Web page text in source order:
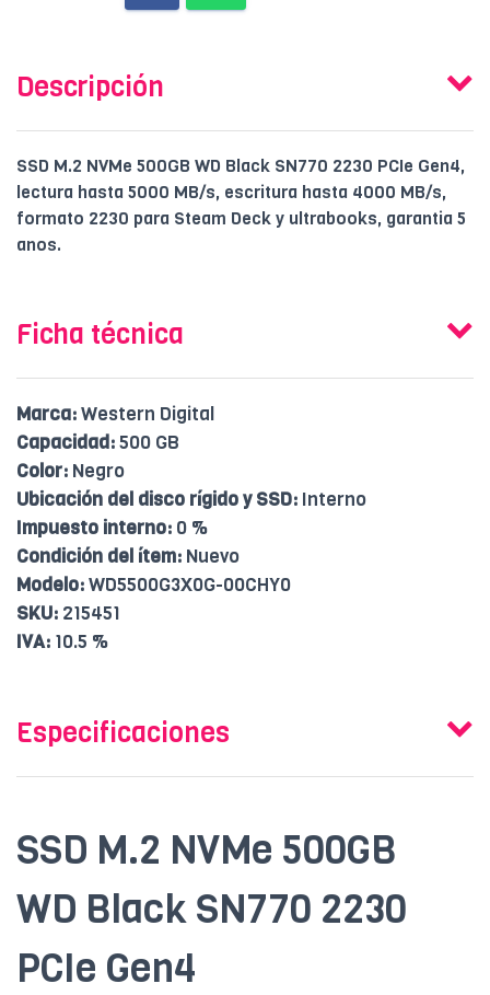
Descripción
SSD M.2 NVMe 500GB WD Black SN770 2230 PCIe Gen4,
lectura hasta 5000 MB/s, escritura hasta 4000 MB/s,
formato 2230 para Steam Deck y ultrabooks, garantia 5
anos.
Ficha técnica
Marca:Western Digital
Capacidad:500 GB
Color: Negro
Ubicación del disco rígido y SSD: Interno
Impuesto interno: 0 %
Condición del ítem: Nuevo
Modelo:WD5500G3X0G-00CHY0
SKU: 215451
IVA: 10.5 %
Especificaciones
SSD M.2 NVMe 500GB
WD Black SN770 2230
PCIe Gen4